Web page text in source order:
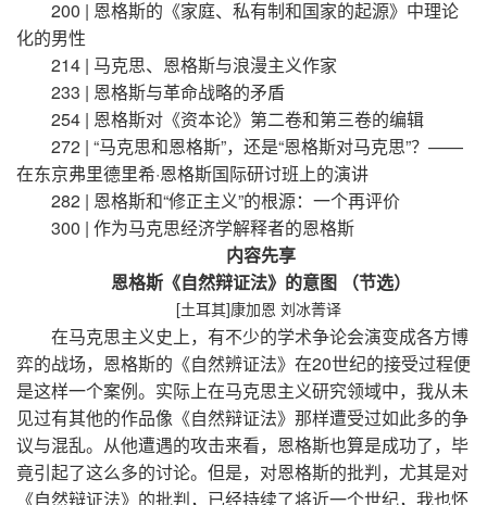
200 | 恩格斯的《家庭、私有制和国家的起源》中理论
化的男性
214 | 马克思、恩格斯与浪漫主义作家
233 | 恩格斯与革命战略的矛盾
254 | 恩格斯对《资本论》第二卷和第三卷的编辑
272 | “马克思和恩格斯”，还是“恩格斯对马克思”？——
在东京弗里德里希·恩格斯国际研讨班上的演讲
282 | 恩格斯和“修正主义”的根源：一个再评价
300 | 作为马克思经济学解释者的恩格斯
内容先享
恩格斯《自然辩证法》的意图 （节选）
[土耳其]康加恩 刘冰菁译
在马克思主义史上，有不少的学术争论会演变成各方博
弈的战场，恩格斯的《自然辨证法》在20世纪的接受过程便
是这样一个案例。实际上在马克思主义研究领域中，我从未
见过有其他的作品像《自然辩证法》那样遭受过如此多的争
议与混乱。从他遭遇的攻击来看，恩格斯也算是成功了，毕
竟引起了这么多的讨论。但是，对恩格斯的批判，尤其是对
《自然辩证法》的批判，已经持续了将近一个世纪，我也怀